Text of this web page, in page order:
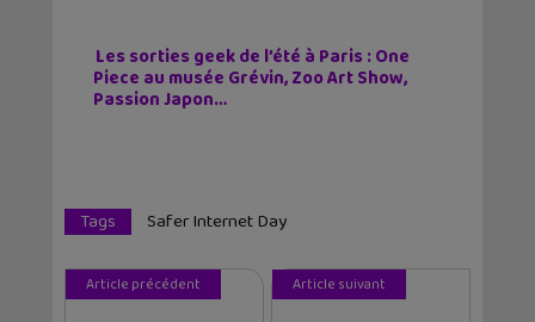
Les sorties geek de l’été à Paris : One
Piece au musée Grévin, Zoo Art Show,
Passion Japon…
Tags Safer Internet Day
Article précédent Article suivant